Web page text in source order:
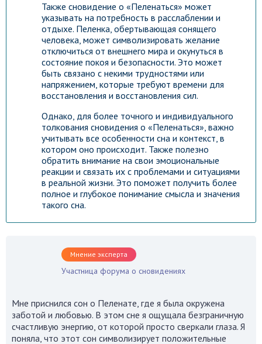
Также сновидение о «Пеленаться» может
указывать на потребность в расслаблении и
отдыхе. Пеленка, обертывающая сонящего
человека, может символизировать желание
отключиться от внешнего мира и окунуться в
состояние покоя и безопасности. Это может
быть связано с некими трудностями или
напряжением, которые требуют времени для
восстановления и восстановления сил.
Однако, для более точного и индивидуального
толкования сновидения о «Пеленаться», важно
учитывать все особенности сна и контекст, в
котором оно происходит. Также полезно
обратить внимание на свои эмоциональные
реакции и связать их с проблемами и ситуациями
в реальной жизни. Это поможет получить более
полное и глубокое понимание смысла и значения
такого сна.
Мнение эксперта
Участница форума о сновидениях
Мне приснился сон о Пеленате, где я была окружена
заботой и любовью. В этом сне я ощущала безграничную
счастливую энергию, от которой просто сверкали глаза. Я
поняла, что этот сон символизирует положительные